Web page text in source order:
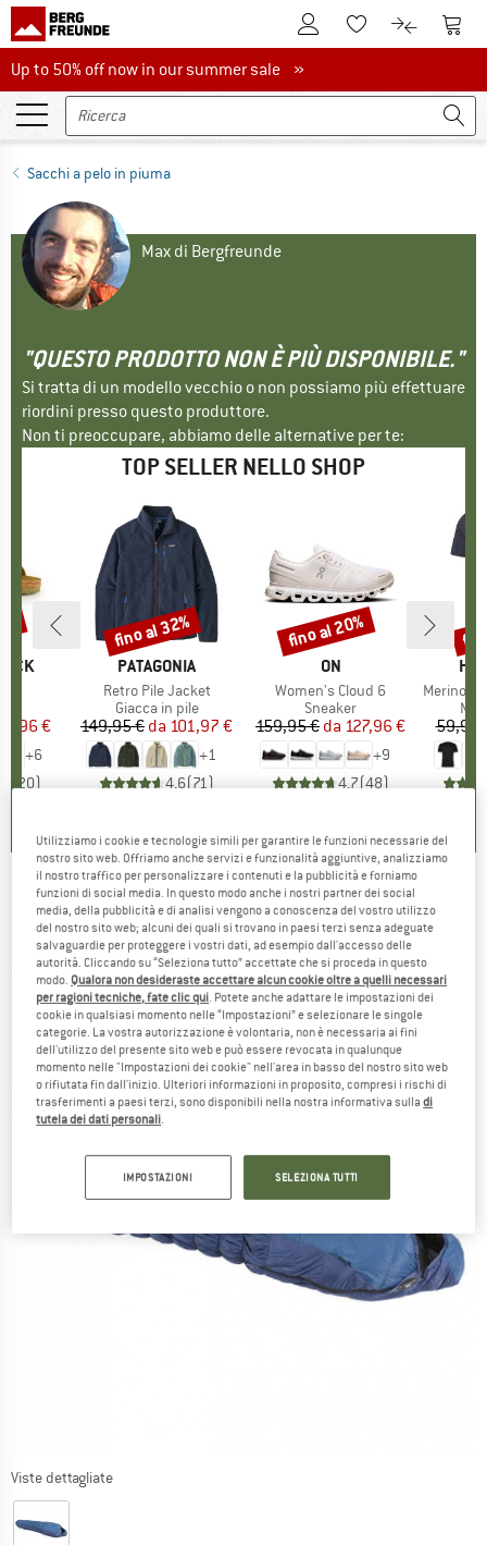
Al conto clienteAlla lista
Al Al
Up to 50% off now in our summer sale
Up to 50% off now in our summer sale »
Sacchi a pelo in piuma
Max di Bergfreunde
"QUESTO PRODOTTO NON È PIÙ DISPONIBILE."
Si tratta di un modello vecchio o non possiamo più effettuare
riordini presso questo produttore.
Non ti preoccupare, abbiamo delle alternative per te:
TOP SELLER NELLO SHOP
ridotto
€
+6
( 20)
MARCHIO
PATAGONIA
Articolo
Retro Pile Jacket
Gruppo di prodotti
Giacca in pile
Prezzo
149,95 € Prezzo ridotto
da 101,97 €
+1
4,6(71)
Sconto
fino al 32%
MARCHIO
ON
Articolo
Women's Cloud 6
Gruppo di prodotti
Sneaker
Prezzo
159,95 € Prezzo ridotto
da 127,96 €
+9
4,7(48)
Sconto
fino al 20%
Articolo
MerinoMix150
59,95
MOUNTAIN EQUIPMENT -Dreamcatcher 750 -
Sacco a pelo in piuma
(0)
Viste dettagliate
Utilizziamo i cookie e tecnologie simili per garantire le funzioni necessarie del
nostro sito web. Offriamo anche servizi e funzionalità aggiuntive, analizziamo
il nostro traffico per personalizzare i contenuti e la pubblicità e forniamo
funzioni di social media. In questo modo anche i nostri partner dei social
media, della pubblicità e di analisi vengono a conoscenza del vostro utilizzo
del nostro sito web; alcuni dei quali si trovano in paesi terzi senza adeguate
salvaguardie per proteggere i vostri dati, ad esempio dall'accesso delle
autorità. Cliccando su “Seleziona tutto” accettate che si proceda in questo
modo. Qualora non desideraste accettare alcun cookie oltre a quelli necessari
per ragioni tecniche, fate clic qui. Potete anche adattare le impostazioni dei
cookie in qualsiasi momento nelle “Impostazioni” e selezionare le singole
categorie. La vostra autorizzazione è volontaria, non è necessaria ai fini
dell'utilizzo del presente sito web e può essere revocata in qualunque
momento nelle "Impostazioni dei cookie" nell'area in basso del nostro sito web
o rifiutata fin dall'inizio. Ulteriori informazioni in proposito, compresi i rischi di
trasferimenti a paesi terzi, sono disponibili nella nostra informativa sulladi
tutela dei dati personali.
IMPOSTAZIONI SELEZIONA TUTTI